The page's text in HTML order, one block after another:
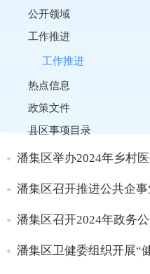
公开领域
工作推进
工作推进
热点信息
政策文件
县区事项目录
潘集区卫健委组织开展“